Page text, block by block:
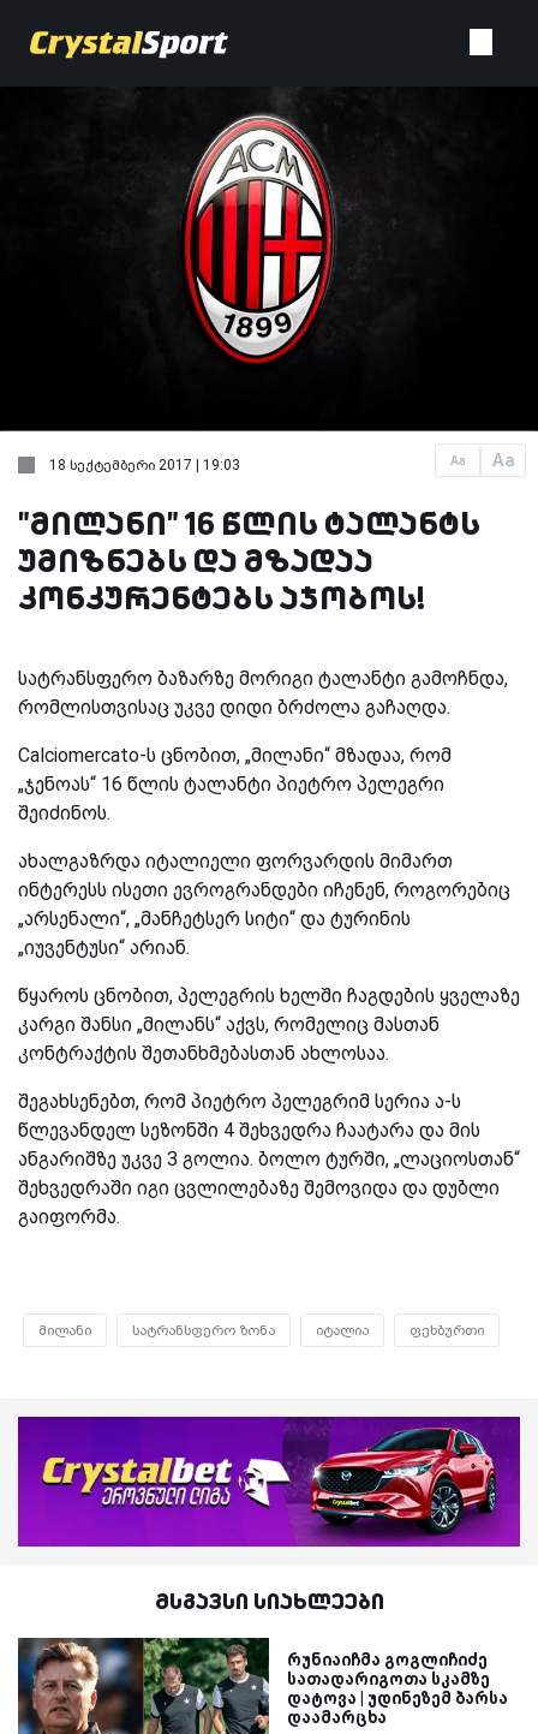
Aa Aa
18 სექტემბერი 2017 | 19:03
"მილანი" 16 წლის ტალანტს
უმიზნებს და მზადაა
კონკურენტებს აჯობოს!
სატრანსფერო ბაზარზე მორიგი ტალანტი გამოჩნდა,
რომლისთვისაც უკვე დიდი ბრძოლა გაჩაღდა.
Calciomercato-ს ცნობით, „მილანი“ მზადაა, რომ
„ჯენოას“ 16 წლის ტალანტი პიეტრო პელეგრი
შეიძინოს.
ახალგაზრდა იტალიელი ფორვარდის მიმართ
ინტერესს ისეთი ევროგრანდები იჩენენ, როგორებიც
„არსენალი“, „მანჩეტსერ სიტი“ და ტურინის
„იუვენტუსი“ არიან.
წყაროს ცნობით, პელეგრის ხელში ჩაგდების ყველაზე
კარგი შანსი „მილანს“ აქვს, რომელიც მასთან
კონტრაქტის შეთანხმებასთან ახლოსაა.
შეგახსენებთ, რომ პიეტრო პელეგრიმ სერია ა-ს
წლევანდელ სეზონში 4 შეხვედრა ჩაატარა და მის
ანგარიშზე უკვე 3 გოლია. ბოლო ტურში, „ლაციოსთან“
შეხვედრაში იგი ცვლილებაზე შემოვიდა და დუბლი
გაიფორმა.
მილანი სატრანსფერო ზონა იტალია ფეხბურთი
მსგავსი სიახლეები
რუნიაიჩმა გოგლიჩიძე
სათადარიგოთა სკამზე
დატოვა | უდინეზემ ბარსა
დაამარცხა